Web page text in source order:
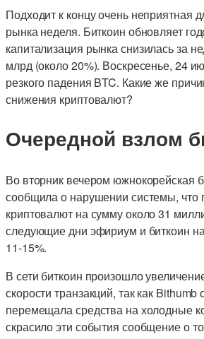
Подходит к концу очень неприятная
рынка неделя. Биткоин обновляет
капитализация рынка снизилась за
млрд (около 20%). Воскресенье, 24
резкого падения BTC. Какие же
снижения криптовалют?
Очередной взлом
Во вторник вечером южнокорейская
сообщила о нарушении системы, что
криптовалют на сумму около 31
следующие дни эфириум и биткоин
11-15%.
В сети биткоин произошло
скорости транзакций, так как Bithumb
перемещала средства на холодные
скрасило эти события сообщение о